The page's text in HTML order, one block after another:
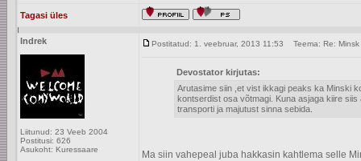
Tagasi üles
Indrek
Liitunud: 23 Veeb 2004
Postitusi: 626
Asukoht: Kuressaare
Postitatud: 1. veebruar, 2013 11:53 Teema: Re: Minsk
Devostator kirjutas:
Arutasime siin ,et vist ikkagi peaks ka Minski
kontserdist osa võtmagi. Kuna asjaga kiire
transporti ja majutust sinna sebida.
Ma siin vahepeal juba hakkasin kahtlema selle